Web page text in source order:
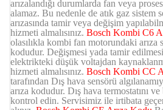
arızalandığı durumlarda fan veya
alamaz. Bu nedenle de atık gaz sistem
arızasında tamir veya değişim
hizmeti almalısınız. Bosch Kombi C6
olasılıkla kombi fan motorundaki arıza
kodudur. Değişmesi yada tamir
elektrikteki düşük voltajdan
hizmeti almalısınız. Bosch Kombi CC
tarafından Dış hava sensörü
arıza kodudur. Dış hava termostatını
kontrol edin. Servisimiz ile irtibata